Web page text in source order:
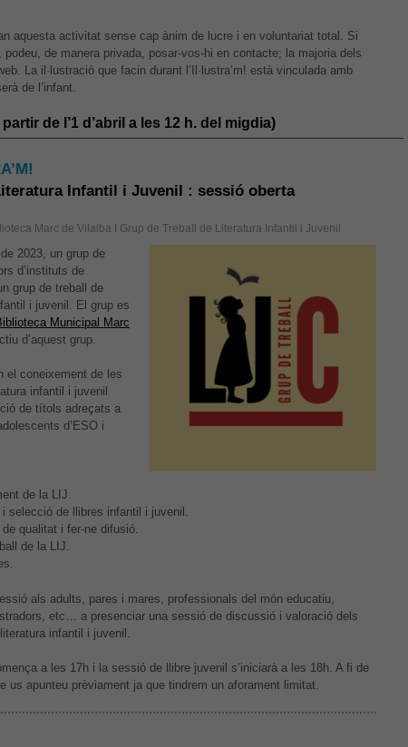
aquesta activitat sense cap ànim de lucre i en voluntariat total. Si
de manera privada, posar-vos-hi en contacte; la majoria dels
La il·lustració que facin durant l’Il·lustra’m! està vinculada amb
de l’infant.
de l’1 d’abril a les 12 h. del migdia)
Infantil i Juvenil : sessió oberta
Marc de Vilalba I Grup de Treball de Literatura Infantil i Juvenil
2023, un grup de
d’instituts de
grup de treball de
i juvenil. El grup es
Municipal Marc
d’aquest grup.
el coneixement de les
infantil i juvenil
de títols adreçats a
d’ESO i
de la LIJ.
selecció de llibres infantil i juvenil.
qualitat i fer-ne difusió.
de la LIJ.
als adults, pares i mares, professionals del món educatiu,
etc… a presenciar una sessió de discussió i valoració dels
infantil i juvenil.
a les 17h i la sessió de llibre juvenil s’iniciarà a les 18h. A fi de
us apunteu prèviament ja que tindrem un aforament limitat.
necessàries
per al bon
funcionament
Estadístiques
necessitem
cookies.
Per tal que el
web funcioni
Si rebutges
del lloc web.